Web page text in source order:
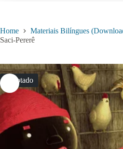
Home
Materiais Bilíngues
Saci-Pererê
Esgotado